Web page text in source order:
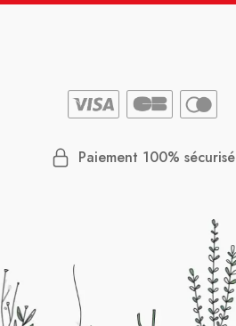
Paiement 100% sécurisé